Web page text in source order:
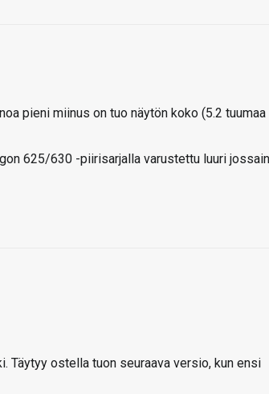
pieni miinus on tuo näytön koko (5.2 tuumaa
625/630 -piirisarjalla varustettu luuri jossain
Täytyy ostella tuon seuraava versio, kun ensi